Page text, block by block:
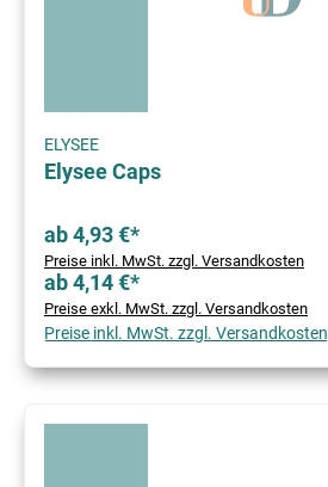
ELYSEE
Elysee Caps
ab 4,93 €*
Preise inkl. MwSt. zzgl. Versandkosten
ab 4,14 €*
Preise exkl. MwSt. zzgl. Versandkosten
Preise inkl. MwSt. zzgl. Versandkosten